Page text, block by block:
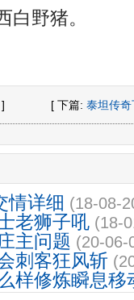
白野猪。
] [ 下篇: 泰坦传
情详细 (18-08-
老狮子吼 (18-
主问题 (20-06-
刺客狂风斩
样修炼瞬息移